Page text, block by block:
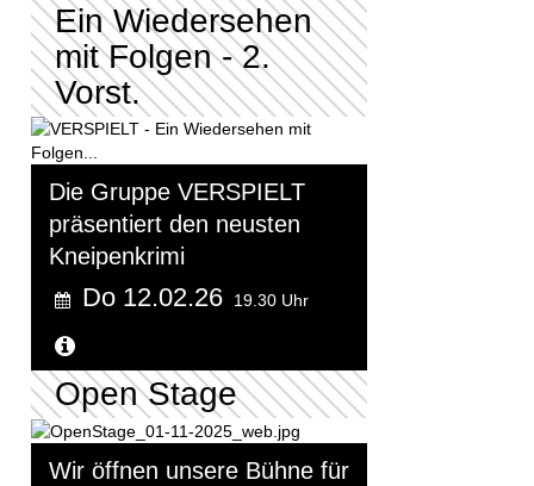
Ein Wiedersehen
mit Folgen - 2.
Vorst.
Die Gruppe VERSPIELT
präsentiert den neusten
Kneipenkrimi
Do 12.02.26 19.30 Uhr
Open Stage
Wir öffnen unsere Bühne für